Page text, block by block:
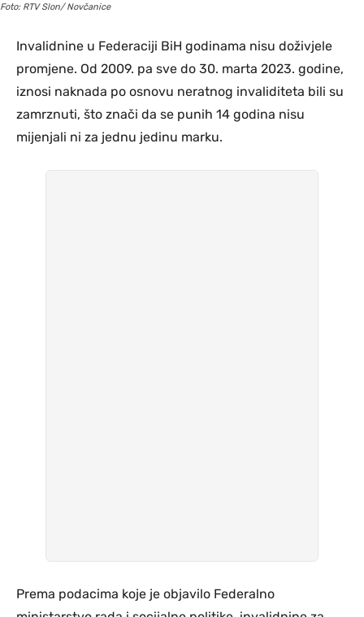
Foto: RTV Slon/ Novčanice
Invalidnine u Federaciji BiH godinama nisu doživjele
promjene. Od 2009. pa sve do 30. marta 2023. godine,
iznosi naknada po osnovu neratnog invaliditeta bili su
zamrznuti, što znači da se punih 14 godina nisu
mijenjali ni za jednu jedinu marku.
Prema podacima koje je objavilo Federalno